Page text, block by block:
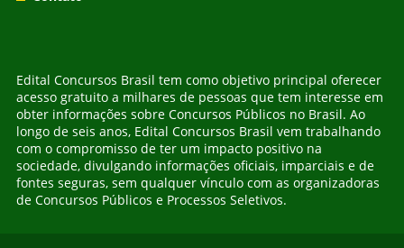
Edital Concursos Brasil tem como objetivo principal oferecer
acesso gratuito a milhares de pessoas que tem interesse em
obter informações sobre Concursos Públicos no Brasil. Ao
longo de seis anos, Edital Concursos Brasil vem trabalhando
com o compromisso de ter um impacto positivo na
sociedade, divulgando informações oficiais, imparciais e de
fontes seguras, sem qualquer vínculo com as organizadoras
de Concursos Públicos e Processos Seletivos.